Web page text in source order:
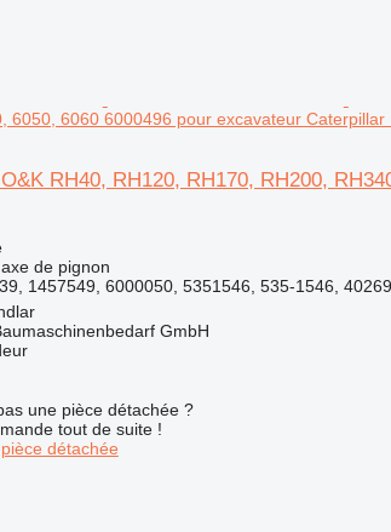
6050, 6060 6000496 pour excavateur Caterpillar
RH40, RH120, RH170, RH200,
de pignon
1457549, 6000050, 5351546, 535-1546,
GmbH
une pièce détachée ?
tout de suite !
détachée